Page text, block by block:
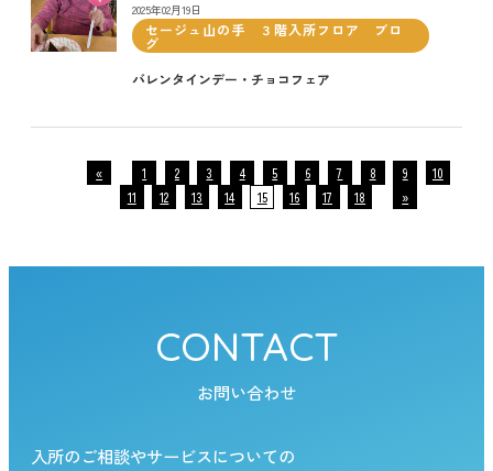
2025年02月19日
セージュ山の手 ３階入所フロア ブロ
グ
バレンタインデー・チョコフェア
« 1 2 3 4 5 6 7 8 9
10
11
12 13 14 15 16 17 18 »
CONTACT
お問い合わせ
入所のご相談やサービスについての